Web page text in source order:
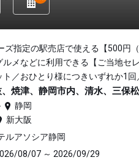
ズ指定の駅売店で使える【500円
ルメなどに利用できる【ご当地セ
ト／おひとり様につきいずれか1
焼津、静岡市内、清水、三保
静岡
新大阪
ルアソシア静岡
08/07 ～ 2026/09/29